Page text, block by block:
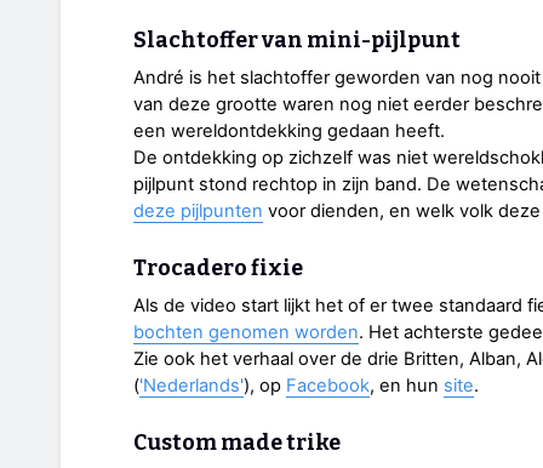
Slachtoffer van mini-pijlpunt
André is het slachtoffer geworden van nog
van deze grootte waren nog niet eerder
een wereldontdekking gedaan heeft.
De ontdekking op zichzelf was niet
pijlpunt stond rechtop in zijn band. De
deze pijlpunten voor dienden, en welk volk
Trocadero fixie
Als de video start lijkt het of er twee standaard
bochten genomen worden. Het achterste
Zie ook het verhaal over de drie Britten, Alban,
('Nederlands'), op Facebook, en hun site.
Custom made trike